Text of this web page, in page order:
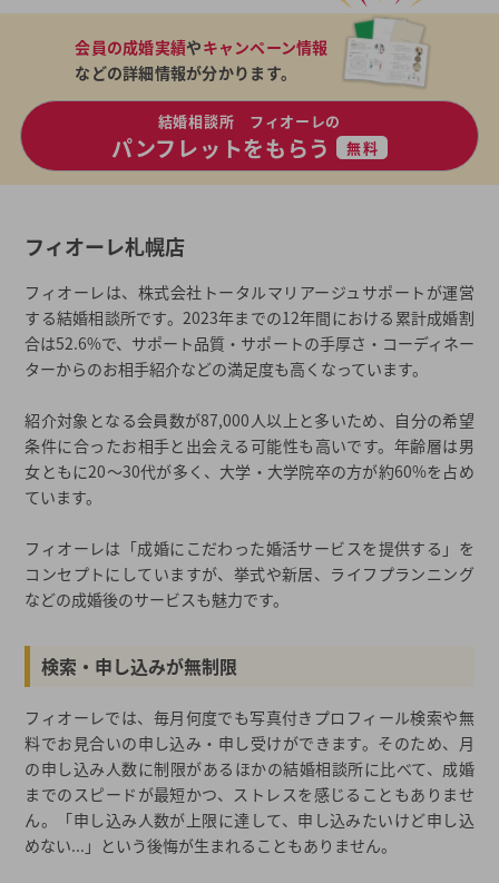
会員の成婚実績やキャンペーン情報
などの詳細情報が分かります。
結婚相談所 フィオーレの
パンフレットをもらう 無料
フィオーレ札幌店
フィオーレは、株式会社トータルマリアージュサポートが運営
する結婚相談所です。2023年までの12年間における累計成婚割
合は52.6%で、サポート品質・サポートの手厚さ・コーディネー
ターからのお相手紹介などの満足度も高くなっています。
紹介対象となる会員数が87,000人以上と多いため、自分の希望
条件に合ったお相手と出会える可能性も高いです。年齢層は男
女ともに20～30代が多く、大学・大学院卒の方が約60%を占め
ています。
フィオーレは「成婚にこだわった婚活サービスを提供する」を
コンセプトにしていますが、挙式や新居、ライフプランニング
などの成婚後のサービスも魅力です。
検索・申し込みが無制限
フィオーレでは、毎月何度でも写真付きプロフィール検索や無
料でお見合いの申し込み・申し受けができます。そのため、月
の申し込み人数に制限があるほかの結婚相談所に比べて、成婚
までのスピードが最短かつ、ストレスを感じることもありませ
ん。「申し込み人数が上限に達して、申し込みたいけど申し込
めない...」という後悔が生まれることもありません。